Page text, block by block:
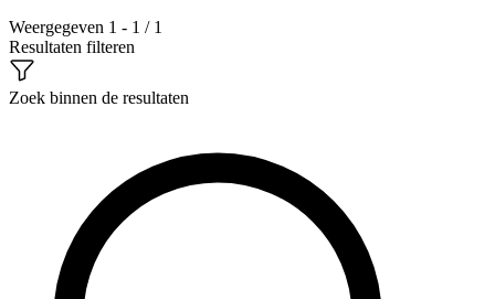
Weergegeven 1 - 1 / 1
Resultaten filteren
Zoek binnen de resultaten